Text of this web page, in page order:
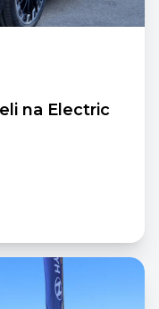
na Electric